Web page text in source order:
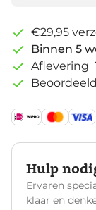
€29,95
Binnen 5
Aflevering
Hulp
Ervaren
klaar en